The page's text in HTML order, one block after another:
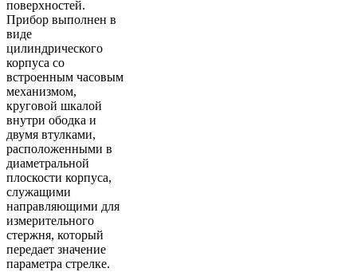
поверх­ностей.
Прибор выполнен в
виде
цилиндрического
корпуса со
встроенным часовым
механизмом,
круговой шкалой
внутри ободка и
двумя втулками,
расположенными в
диаметральной
плоскости корпуса,
служащими
направляющими для
измерительного
стержня, который
передает значение
параметра стрелке.